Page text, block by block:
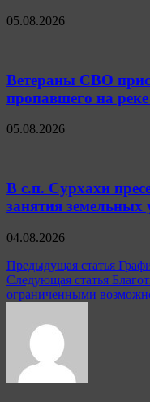
05.08.2026
Ветераны СВО
пропавшего на
05.08.2026
В с.п. Сурхахи
занятия земельных
04.08.2026
Навигация
по
Предыдущая статья
Следующая статья
ограниченными